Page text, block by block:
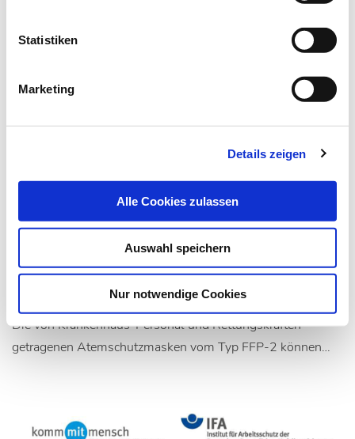
Statistiken
Marketing
Details zeigen
Alle Cookies zulassen
Auswahl speichern
Nur notwendige Cookies
30.04.20 lz
Mehrfach eingesetzte FFP2-
Schutzmasken sind sicher
Zwanzigminütiger Sterilisationsprozess bei 121° C
Die von Krankenhaus-Personal und Rettungskräften
getragenen Atemschutzmasken vom Typ FFP-2 können…